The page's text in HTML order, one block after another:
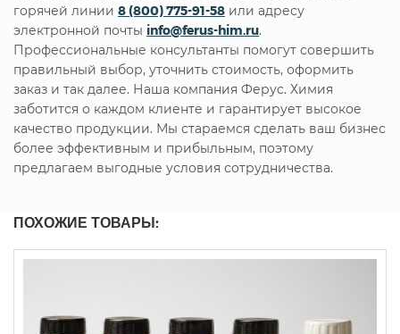
горячей линии 8 (800) 775-91-58 или адресу
электронной почты info@ferus-him.ru.
Профессиональные консультанты помогут совершить
правильный выбор, уточнить стоимость, оформить
заказ и так далее. Наша компания Ферус. Химия
заботится о каждом клиенте и гарантирует высокое
качество продукции. Мы стараемся сделать ваш бизнес
более эффективным и прибыльным, поэтому
предлагаем выгодные условия сотрудничества.
ПОХОЖИЕ ТОВАРЫ: